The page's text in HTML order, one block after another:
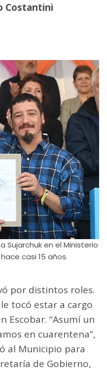
Costantini
Sujarchuk en el Ministerio
casi 15 años.
por distintos roles.
tocó estar a cargo
Escobar. “Asumí un
en cuarentena”,
al Municipio para
de Gobierno,